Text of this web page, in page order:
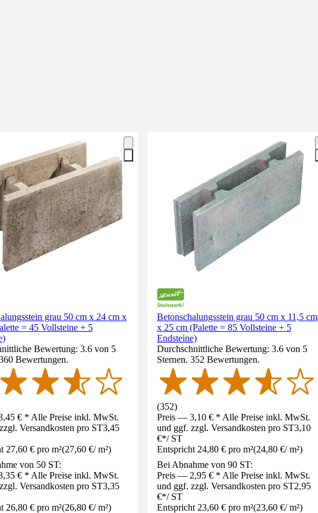
grau 50 cm x 24 cm x
= 45 Vollsteine + 5
Bewertung: 3.6 von 5
Bewertungen.
€ * Alle Preise inkl. MwSt.
Versandkosten pro ST3,45
27,60 € pro m²(27,60 €/ m²)
von 50 ST:
€ * Alle Preise inkl. MwSt.
Versandkosten pro ST3,35
26,80 € pro m²(26,80 €/ m²)
Betonschalungsstein grau 50 cm x 11,5 cm
x 25 cm (Palette = 85 Vollsteine + 5
Endsteine)
Durchschnittliche Bewertung: 3.6 von 5
Sternen. 352 Bewertungen.
(352)
Preis — 3,10 € * Alle Preise inkl. MwSt.
und ggf. zzgl. Versandkosten pro ST3,10
€*/ ST
Entspricht 24,80 € pro m²(24,80 €/ m²)
Bei Abnahme von 90 ST:
Preis — 2,95 € * Alle Preise inkl. MwSt.
und ggf. zzgl. Versandkosten pro ST2,95
€*/ ST
Entspricht 23,60 € pro m²(23,60 €/ m²)